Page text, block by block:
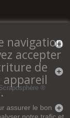
®
navigation
accepter
de
appareil
assurer le bon